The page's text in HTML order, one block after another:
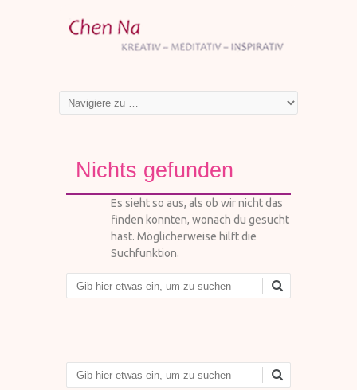
Nichts gefunden
Es sieht so aus, als ob wir nicht das
finden konnten, wonach du gesucht
hast. Möglicherweise hilft die
Suchfunktion.
Suchen
Suchen